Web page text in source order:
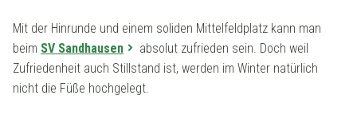
Mit der Hinrunde und einem soliden Mittelfeldplatz kann man
beim SV Sandhausen
absolut zufrieden sein. Doch weil
Zufriedenheit auch Stillstand ist, werden im Winter natürlich
nicht die Füße hochgelegt.